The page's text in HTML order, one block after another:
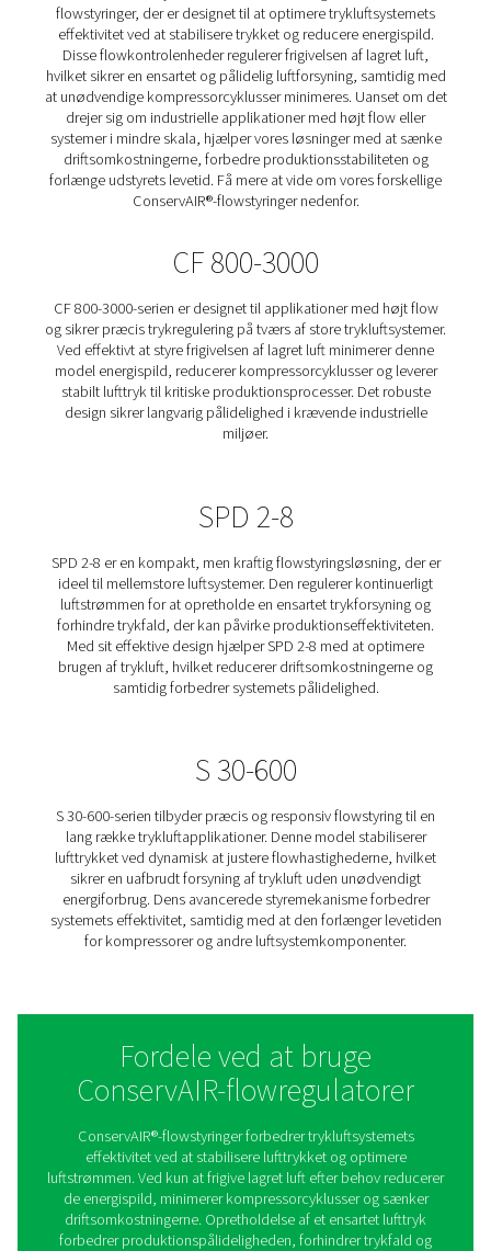
Kontakt os for at få et tilbud.
Home Øvrige Produkter ConservAir Flowstyring
flowstyringer, der er designet til at optimere
effektivitet ved at stabilisere trykket og reducere
Disse flowkontrolenheder regulerer frigivelsen af
hvilket sikrer en ensartet og pålidelig luftforsyning,
at unødvendige kompressorcyklusser minimeres.
drejer sig om industrielle applikationer med højt
driftsomkostningerne, forbedre
forlænge udstyrets levetid. Få mere at vide om vores
ConservAIR®-flowstyringer nedenfor.
CF 800-3000
CF 800-3000-serien er designet til applikationer med
model energispild, reducerer kompressorcyklusser
design sikrer langvarig pålidelighed i krævende
miljøer.
SPD 2-8
luftstrømmen for at opretholde en ensartet
forhindre trykfald, der kan påvirke
Med sit effektive design hjælper SPD 2-8 med at
brugen af trykluft, hvilket reducerer
samtidig forbedrer systemets pålidelighed.